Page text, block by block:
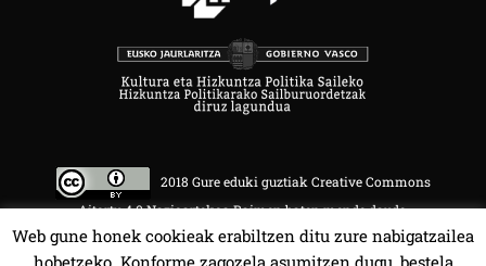
2018 Gure eduki guztiak Creative Commons
Aitortu 4.0 Nazioartekoa Baimen baten mende daude.
Web gune honek cookieak erabiltzen ditu zure nabigatzailea
hobetzeko. Konforme zagozela asumitzen dugu, bestela